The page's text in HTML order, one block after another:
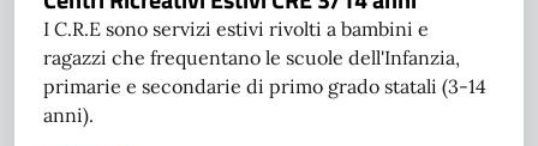
I C.R.E sono servizi estivi rivolti a bambini e
ragazzi che frequentano le scuole dell'Infanzia,
primarie e secondarie di primo grado statali (3-14
anni).